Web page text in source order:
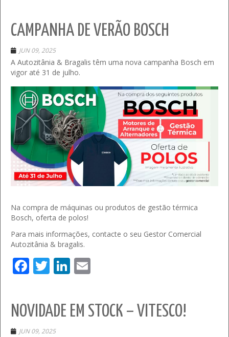
CAMPANHA DE VERÃO BOSCH
JUN 09, 2025
A Autozitânia & Bragalis têm uma nova campanha Bosch em
vigor até 31 de julho.
Na compra de máquinas ou produtos de gestão térmica
Bosch, oferta de polos!
Para mais informações, contacte o seu Gestor Comercial
Autozitânia & bragalis.
Facebook
TwitterLinkedIn
NOVIDADE EM STOCK – VITESCO!
JUN 09, 2025